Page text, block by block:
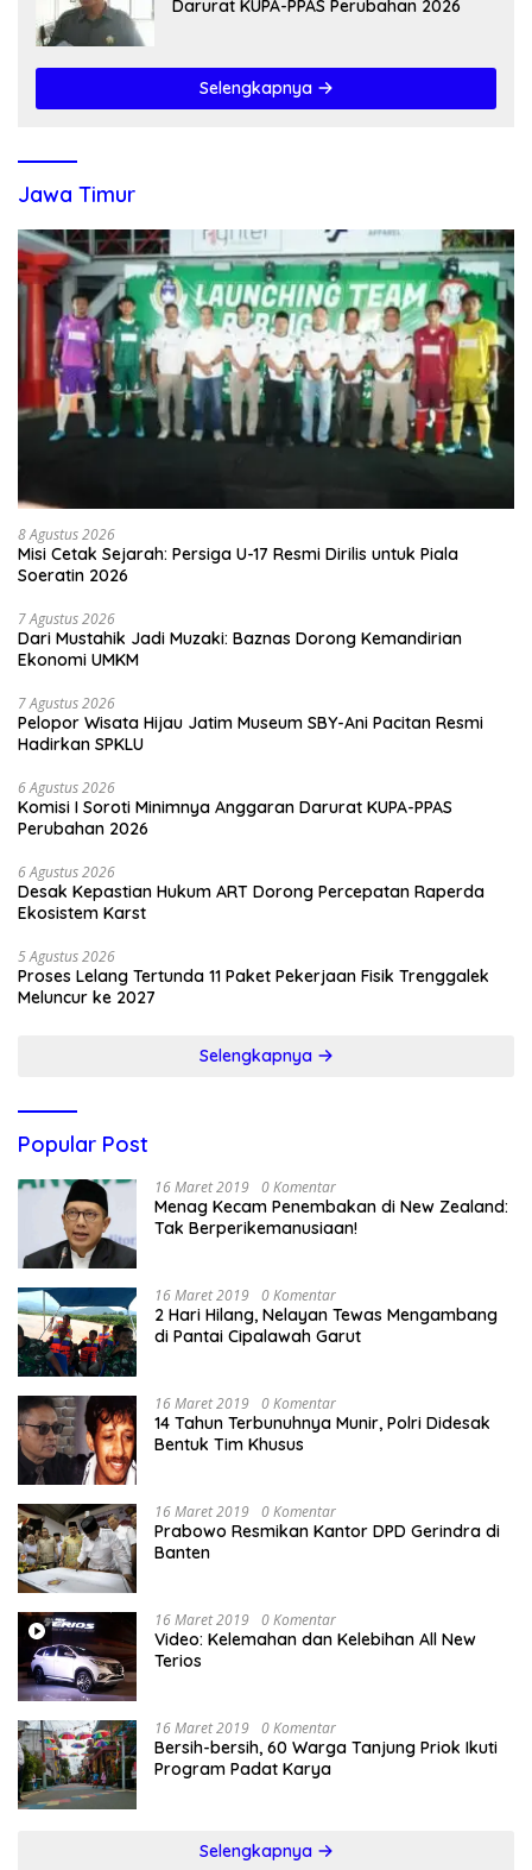
Darurat KUPA-PPAS Perubahan 2026
Selengkapnya
Jawa Timur
8 Agustus 2026
Misi Cetak Sejarah: Persiga U-17 Resmi Dirilis untuk Piala
Soeratin 2026
7 Agustus 2026
Dari Mustahik Jadi Muzaki: Baznas Dorong Kemandirian
Ekonomi UMKM
7 Agustus 2026
Pelopor Wisata Hijau Jatim Museum SBY-Ani Pacitan Resmi
Hadirkan SPKLU
6 Agustus 2026
Komisi I Soroti Minimnya Anggaran Darurat KUPA-PPAS
Perubahan 2026
6 Agustus 2026
Desak Kepastian Hukum ART Dorong Percepatan Raperda
Ekosistem Karst
5 Agustus 2026
Proses Lelang Tertunda 11 Paket Pekerjaan Fisik Trenggalek
Meluncur ke 2027
Selengkapnya
Popular Post
16 Maret 2019 0 Komentar
Menag Kecam Penembakan di New Zealand:
Tak Berperikemanusiaan!
16 Maret 2019 0 Komentar
2 Hari Hilang, Nelayan Tewas Mengambang
di Pantai Cipalawah Garut
16 Maret 2019 0 Komentar
14 Tahun Terbunuhnya Munir, Polri Didesak
Bentuk Tim Khusus
16 Maret 2019 0 Komentar
Prabowo Resmikan Kantor DPD Gerindra di
Banten
16 Maret 2019 0 Komentar
Video: Kelemahan dan Kelebihan All New
Terios
16 Maret 2019 0 Komentar
Bersih-bersih, 60 Warga Tanjung Priok Ikuti
Program Padat Karya
Selengkapnya